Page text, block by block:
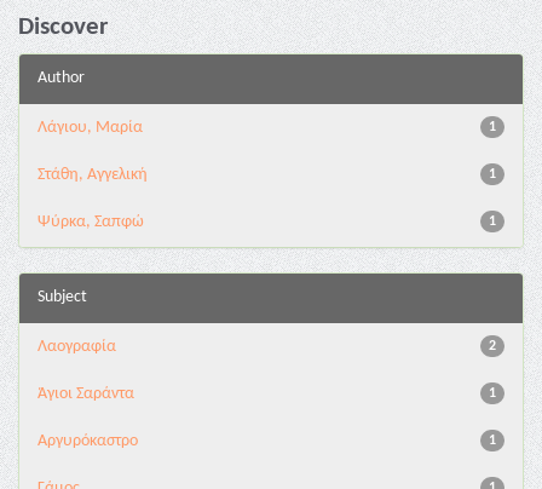
Discover
Author
1
Λάγιου, Μαρία
1
Στάθη, Αγγελική
1
Ψύρκα, Σαπφώ
Subject
2
Λαογραφία
1
Άγιοι Σαράντα
1
Αργυρόκαστρο